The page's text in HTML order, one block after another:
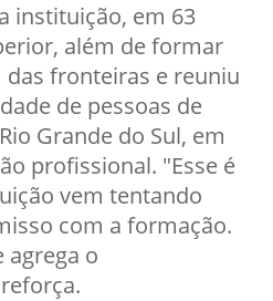
instituição, em 63
além de formar
das fronteiras e reuniu
de pessoas de
Grande do Sul, em
profissional. "Esse é
vem tentando
com a formação.
agrega o